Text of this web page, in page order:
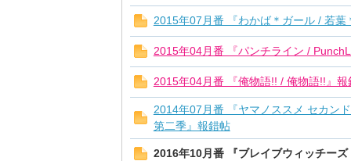
2015年07月番 『わかば＊ガール / 若葉
2015年04月番 『パンチライン /
2015年04月番 『俺物語!! / 俺物語!!』報
2014年07月番 『ヤマノススメ セカン
第二季』報錯帖
2016年10月番 『ブレイブウィッチー